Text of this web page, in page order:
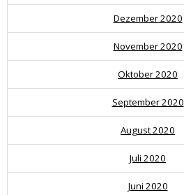
Dezember 2020
November 2020
Oktober 2020
September 2020
August 2020
Juli 2020
Juni 2020